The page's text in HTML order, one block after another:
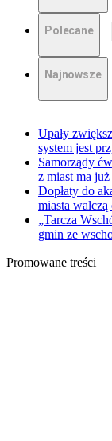
Polecane
Najnowsze
Upały
system jest
Samorządy
z miast ma już
Dopłaty do
miasta
„Tarcza
gmin ze
Promowane treści